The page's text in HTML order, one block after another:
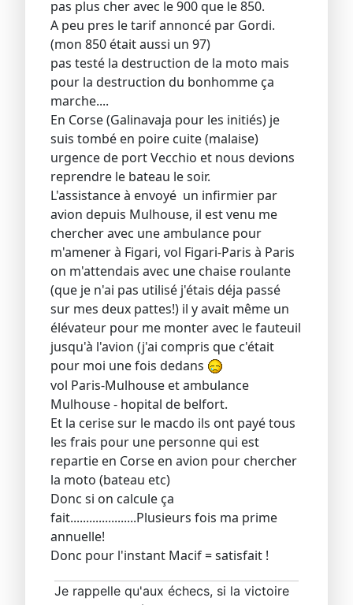
pas plus cher avec le 900 que le 850.
A peu pres le tarif annoncé par Gordi.
(mon 850 était aussi un 97)
pas testé la destruction de la moto mais
pour la destruction du bonhomme ça
marche....
En Corse (Galinavaja pour les initiés) je
suis tombé en poire cuite (malaise)
urgence de port Vecchio et nous devions
reprendre le bateau le soir.
L'assistance à envoyé un infirmier par
avion depuis Mulhouse, il est venu me
chercher avec une ambulance pour
m'amener à Figari, vol Figari-Paris à Paris
on m'attendais avec une chaise roulante
(que je n'ai pas utilisé j'étais déja passé
sur mes deux pattes!) il y avait même un
élévateur pour me monter avec le fauteuil
jusqu'à l'avion (j'ai compris que c'était
pour moi une fois dedans
vol Paris-Mulhouse et ambulance
Mulhouse - hopital de belfort.
Et la cerise sur le macdo ils ont payé tous
les frais pour une personne qui est
repartie en Corse en avion pour chercher
la moto (bateau etc)
Donc si on calcule ça
fait.....................Plusieurs fois ma prime
annuelle!
Donc pour l'instant Macif = satisfait !
Je rappelle qu'aux échecs, si la victoire